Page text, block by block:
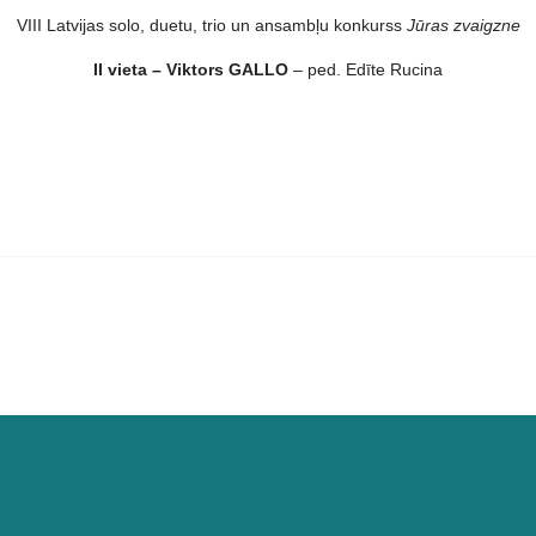
VIII Latvijas solo, duetu, trio un ansambļu konkurss Jūras zvaigzne
II vieta – Viktors GALLO – ped. Edīte Rucina
konkursa norise